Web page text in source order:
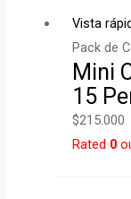
Vista
Pack de
Mini
15
$215.000
Rated 0